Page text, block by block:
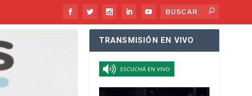
TRANSMISIÓN EN VIVO